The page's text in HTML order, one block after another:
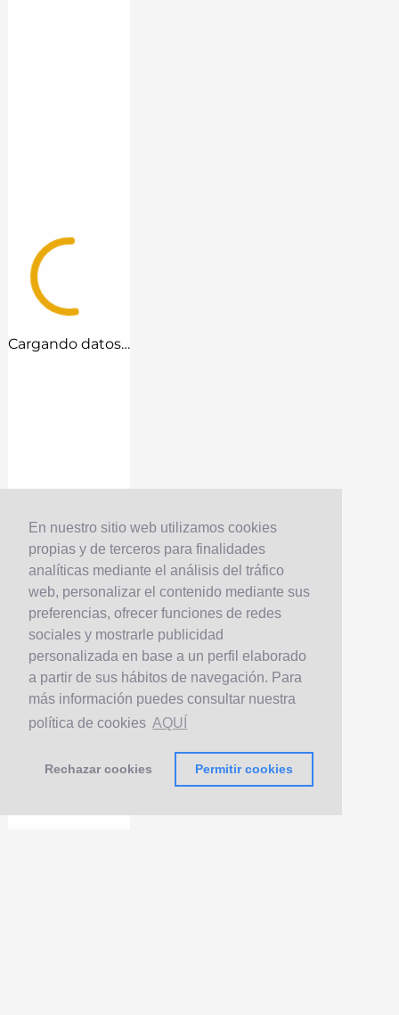
En nuestro sitio web utilizamos cookies
propias y de terceros para finalidades
analíticas mediante el análisis del tráfico
web, personalizar el contenido mediante sus
preferencias, ofrecer funciones de redes
sociales y mostrarle publicidad
personalizada en base a un perfil elaborado
a partir de sus hábitos de navegación. Para
más información puedes consultar nuestra
política de cookies AQUÍ
Rechazar cookies Permitir cookies
Cargando datos…